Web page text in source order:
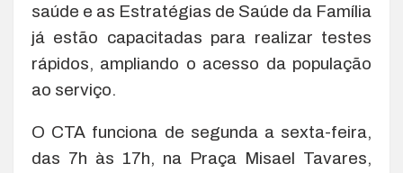
saúde e as Estratégias de Saúde da Família
já estão capacitadas para realizar testes
rápidos, ampliando o acesso da população
ao serviço.
O CTA funciona de segunda a sexta-feira,
das 7h às 17h, na Praça Misael Tavares,